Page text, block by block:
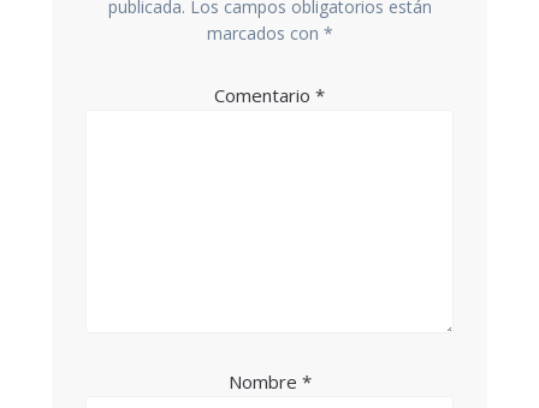
publicada. Los campos obligatorios están
marcados con *
Comentario *
Nombre *